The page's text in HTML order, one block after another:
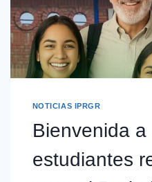
NOTICIAS IPRGR
Bienvenida a
estudiantes